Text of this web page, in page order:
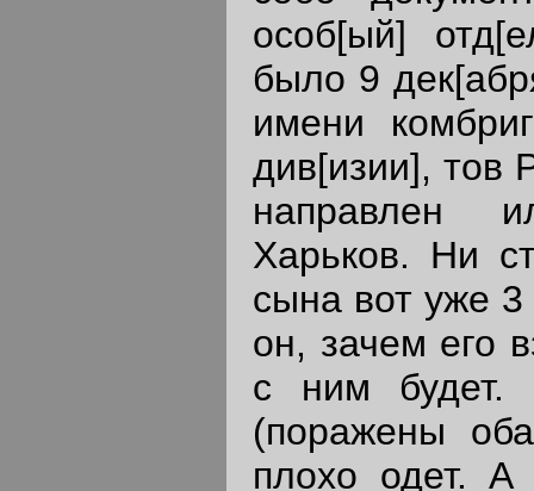
особ[ый]
было 9
имени
див[изии], тов
направлен
Харьков. Ни
сына вот уже 3
он, зачем его
с ним будет.
(поражены
плохо одет.